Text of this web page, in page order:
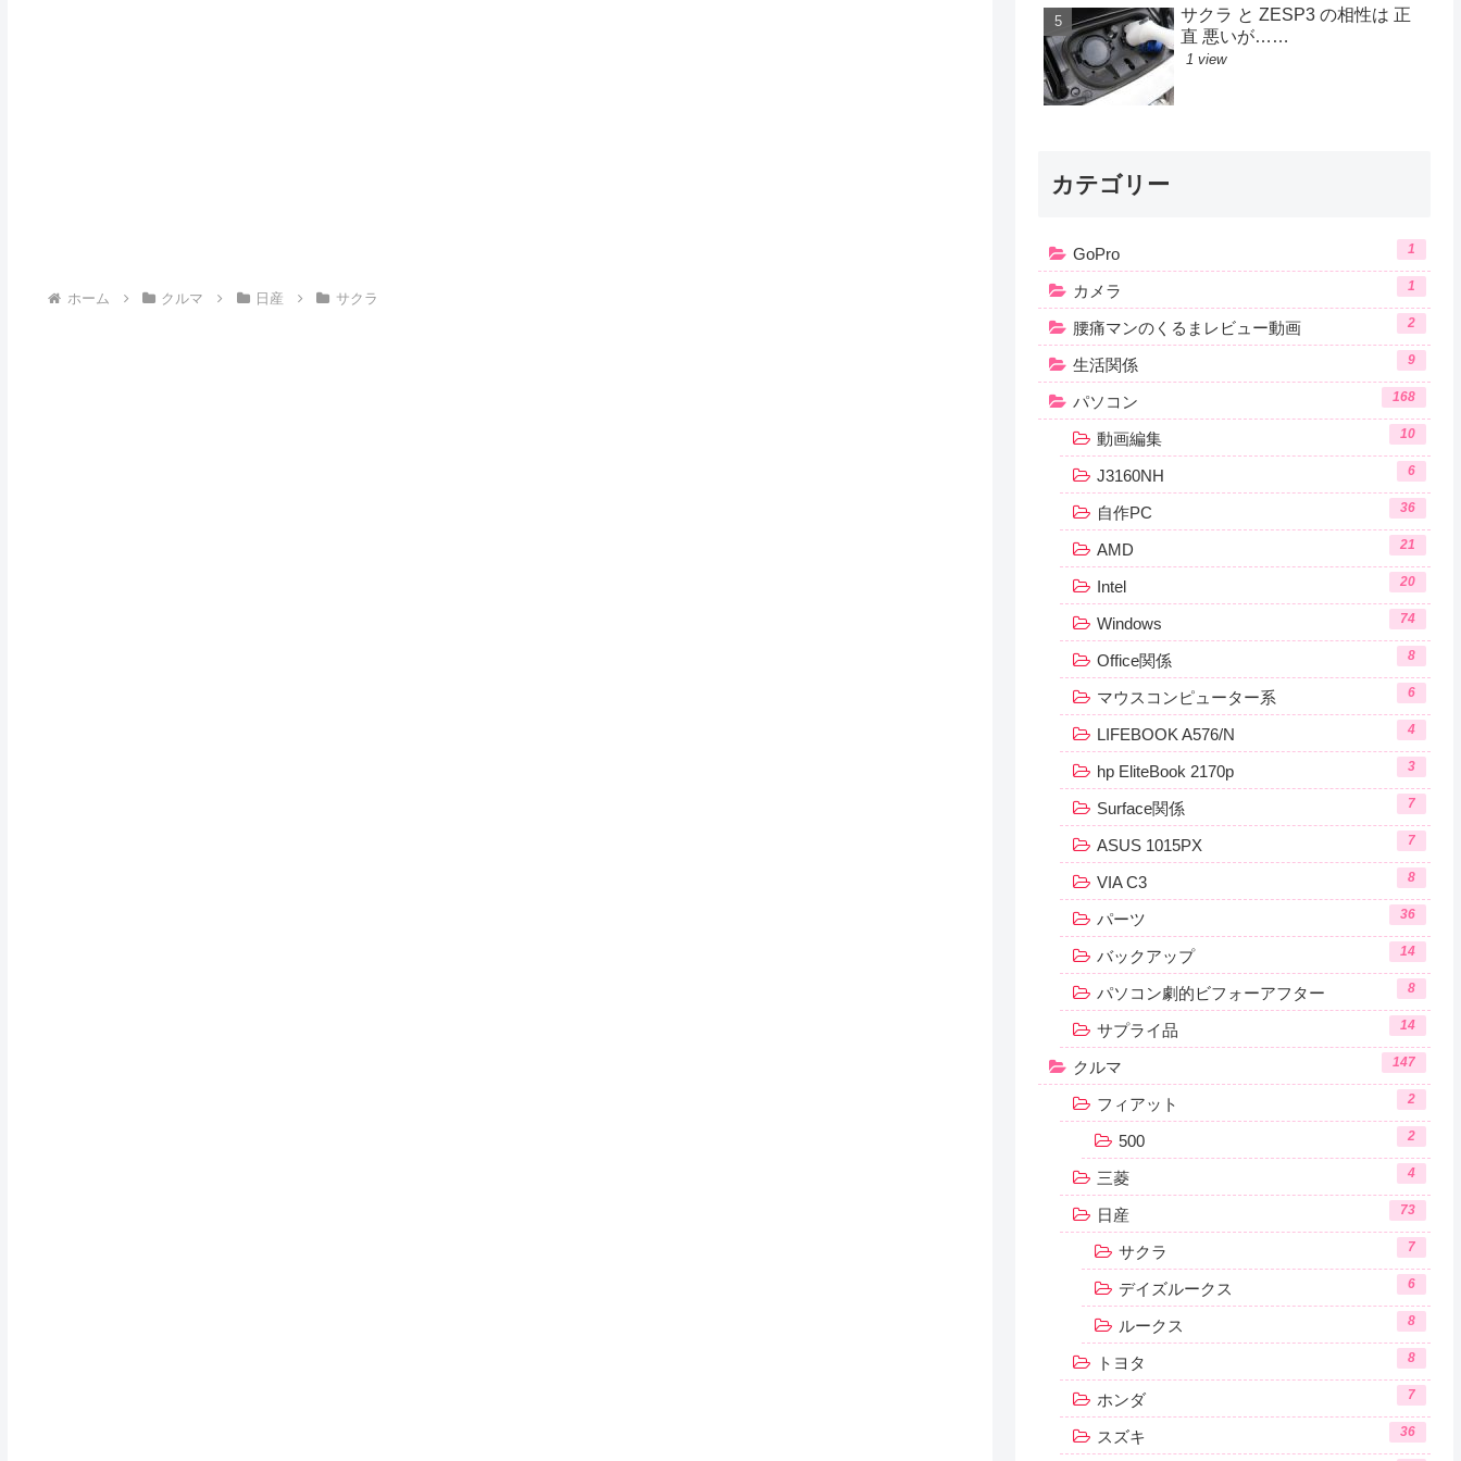
ホーム クルマ 日産 サクラ
サクラ と ZESP3 の相性は 正
直 悪いが……
1 view
カテゴリー
GoPro 1
カメラ 1
腰痛マンのくるまレビュー動画 2
生活関係 9
パソコン 168
動画編集 10
J3160NH 6
自作PC 36
AMD 21
Intel 20
Windows 74
Office関係 8
マウスコンピューター系 6
LIFEBOOK A576/N 4
hp EliteBook 2170p 3
Surface関係 7
ASUS 1015PX 7
VIA C3 8
パーツ 36
バックアップ 14
パソコン劇的ビフォーアフター 8
サプライ品 14
クルマ 147
フィアット 2
500 2
三菱 4
日産 73
サクラ 7
デイズルークス 6
ルークス 8
トヨタ 8
ホンダ 7
スズキ 36